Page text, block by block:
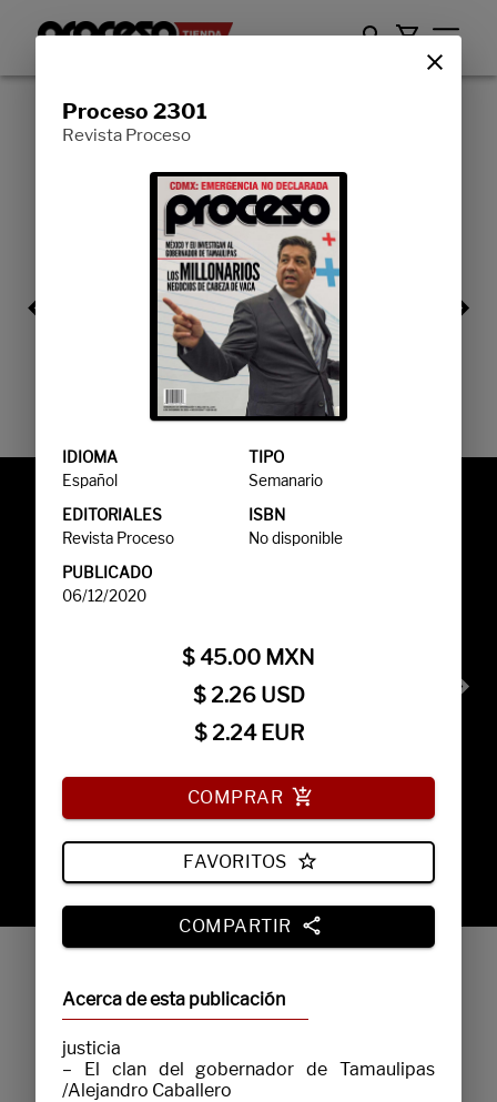
Semanario
Ediciones especiales
Libros
SEMANARIO
PROCESO 0038
$60.00
EDICIONES ESPECIALES
Proceso 2301
Revista Proceso
IDIOMA
Español
TIPO
Semanario
EDITORIALES
Revista Proceso
ISBN
No disponible
PUBLICADO
06/12/2020
$45.00 MXN
$ 2.26 USD
$ 2.24 EUR
COMPRAR
FAVORITOS
COMPARTIR
Acerca de esta publicación
justicia
– El clan del gobernador de Tamaulipas
/Alejandro Caballero